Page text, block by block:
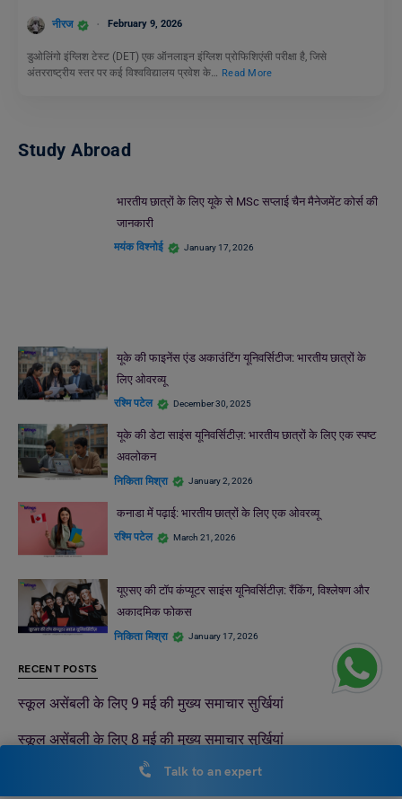
नीरज February 9, 2026
डुओलिंगो इंग्लिश टेस्ट (DET) एक ऑनलाइन इंग्लिश प्रोफिशिएंसी परीक्षा है, जिसे
अंतरराष्ट्रीय स्तर पर कई विश्वविद्यालय प्रवेश के… Read More
Study Abroad
भारतीय छात्रों के लिए यूके से MSc सप्लाई चैन मैनेजमेंट कोर्स की
जानकारी
मयंक विश्नोई January 17, 2026
यूके की डेटा साइंस यूनिवर्सिटीज़: भारतीय छात्रों के लिए एक स्पष्ट
अवलोकन
निकिता मिश्रा January 2, 2026
कनाडा में पढ़ाई: भारतीय छात्रों के लिए एक ओवरव्यू
रश्मि पटेल
यूएसए की टॉप कंप्यूटर साइंस यूनिवर्सिटीज़: रैंकिंग, विश्लेषण और
अकादमिक फोकस
RECENT POSTS
स्कूल असेंबली के लिए 9 मई की मुख्य समाचार सुर्खियां
भारत में MBA के बाद क्या करें?
माँ पर निबंध: 100, 200 और 500 शब्दों में | कक्षा 4-10 | मदर्स डे 2026
Talk to an expert